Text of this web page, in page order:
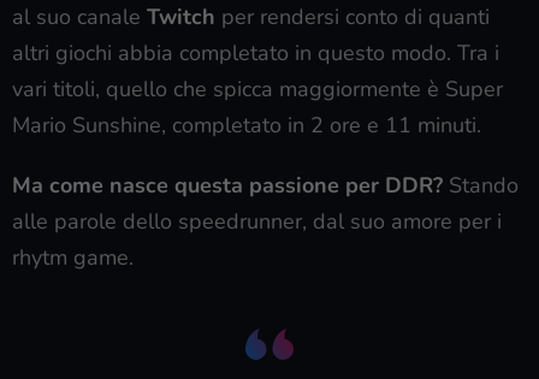
al suo canale Twitch per rendersi conto di quanti
altri giochi abbia completato in questo modo. Tra i
vari titoli, quello che spicca maggiormente è Super
Mario Sunshine, completato in 2 ore e 11 minuti.
Ma come nasce questa passione per DDR? Stando
alle parole dello speedrunner, dal suo amore per i
rhytm game.